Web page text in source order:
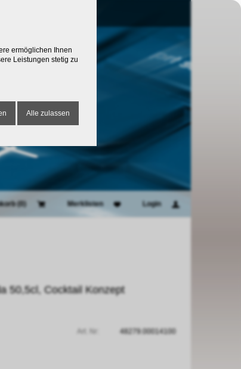
(0 Merklisten Login
50,5cl, Cocktail Konzept
48279.00014100
ermöglichen Ihnen
Leistungen stetig zu
Alle zulassen